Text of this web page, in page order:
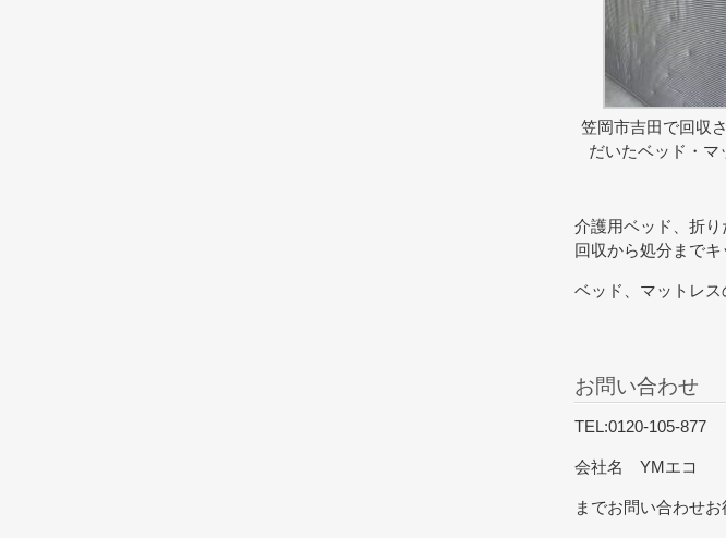
笠岡市吉田で回収
だいたベッド・マ
介護用ベッド、折
回収から処分までキ
ベッド、マットレス
お問い合わせ
TEL:0120-105-877
会社名 YMエコ
までお問い合わせお